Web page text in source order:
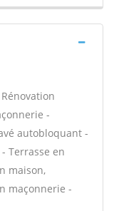
-
autobloquant -
Terrasse en
maison,
maçonnerie -